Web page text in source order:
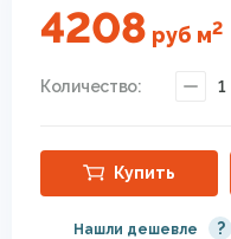
4208 руб м2
Количество: 1
Купить
Нашли дешевле ?